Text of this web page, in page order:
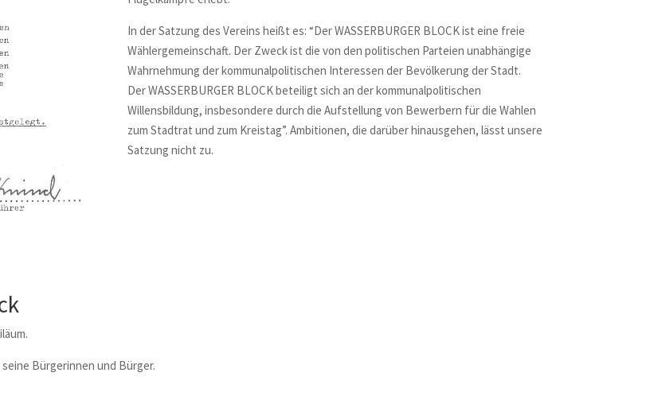
In der Satzung des Vereins heißt es: “DerWASSERBURGER BLOCKist eine freie
Wählergemeinschaft. Der Zweck ist die von den politischen Parteien unabhängige
Wahrnehmung der kommunalpolitischen Interessen der Bevölkerung der Stadt.
DerWASSERBURGER BLOCKbeteiligt sich an der kommunalpolitischen
Willensbildung, insbesondere durch die Aufstellung von Bewerbern für die Wahlen
zum Stadtrat und zum Kreistag”. Ambitionen, die darüber hinausgehen, lässt unsere
Satzung nicht zu.
Bürgerinnen und Bürger.